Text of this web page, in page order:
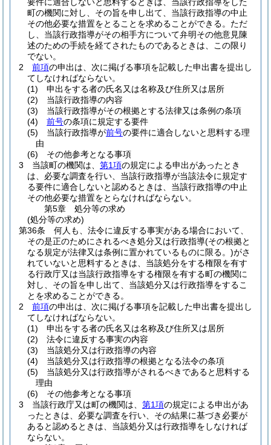
町の機関に対し、その旨を申し出て、当該行政指導の中止
その他必要な措置をとることを求めることができる。 ただ
し、当該行政指導がその相手方について弁明その他意見陳
述のための手続を経てされたものであるときは、この限り
でない。
2
前項の申出は、次に掲げる事項を記載した申出書を提出し
てしなければならない。
(1)
申出をする者の氏名又は名称及び住所又は居所
(2)
当該行政指導の内容
(3)
当該行政指導がその根拠とする法律又は条例の条項
(4)
前号の条項に規定する要件
(5)
当該行政指導が前号の要件に適合しないと思料する理
由
(6)
その他参考となる事項
3
当該町の機関は、 第1項の規定による申出があったとき
は、必要な調査を行い、当該行政指導が当該法令に規定す
る要件に適合しないと認めるときは、当該行政指導の中止
その他必要な措置をとらなければならない。
第5章
処分等の求め
(処分等の求め)
第36条
何人も、法令に違反する事実がある場合において、
その是正のためにされるべき処分又は行政指導(その根拠と
なる規定が法律又は条例に置かれているものに限る。)がさ
れていないと思料するときは、当該処分をする権限を有す
る行政庁又は当該行政指導をする権限を有する町の機関に
対し、その旨を申し出て、当該処分又は行政指導をするこ
とを求めることができる。
2
前項の申出は、次に掲げる事項を記載した申出書を提出し
てしなければならない。
(1)
申出をする者の氏名又は名称及び住所又は居所
(2)
法令に違反する事実の内容
(3)
当該処分又は行政指導の内容
(4)
当該処分又は行政指導の根拠となる法令の条項
(5)
当該処分又は行政指導がされるべきであると思料する
理由
(6)
その他参考となる事項
3
当該行政庁又は町の機関は、 第1項の規定による申出があ
ったときは、必要な調査を行い、その結果に基づき必要が
あると認めるときは、当該処分又は行政指導をしなければ
ならない。